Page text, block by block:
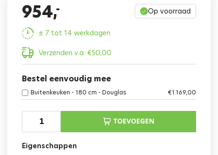
954,- Op voorraad
± 7 tot 14 werkdagen
Verzenden v.a. €50,00
Bestel eenvoudig mee
Buitenkeuken - 180 cm - Douglas €1.169,00
TOEVOEGEN
Eigenschappen